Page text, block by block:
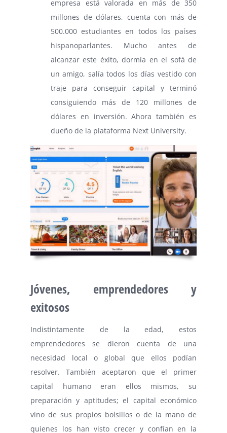
empresa está valorada en más de 350
millones de dólares, cuenta con más de
500.000 estudiantes en todos los países
hispanoparlantes. Mucho antes de
alcanzar este éxito, dormía en el sofá de
un amigo, salía todos los días vestido con
traje para conseguir capital y terminó
consiguiendo más de 120 millones de
dólares en inversión. Ahora también es
dueño de la plataforma Next University.
Jóvenes, emprendedores y
exitosos
Indistintamente de la edad, estos
emprendedores se dieron cuenta de una
necesidad local o global que ellos podían
resolver. También aceptaron que el primer
capital humano eran ellos mismos, su
preparación y aptitudes; el capital económico
vino de sus propios bolsillos o de la mano de
quienes los han visto crecer y confían en la